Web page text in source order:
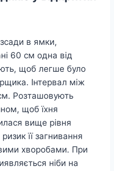
в ямки,
60 см одна від
щоб легше було
Інтервал між
Розташовують
щоб їхня
вище рівня
її загнивання
хворобами. При
ніби на